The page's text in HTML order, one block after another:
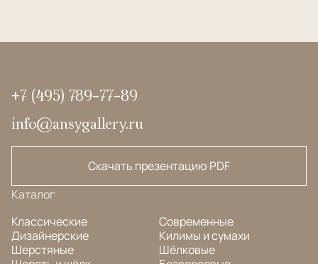
+7 (495) 789-77-89
info@ansygallery.ru
Скачать презентацию PDF
Каталог
Классические
Дизайнерские
Шерстяные
Современные
Килимы и сумахи
Шёлковые